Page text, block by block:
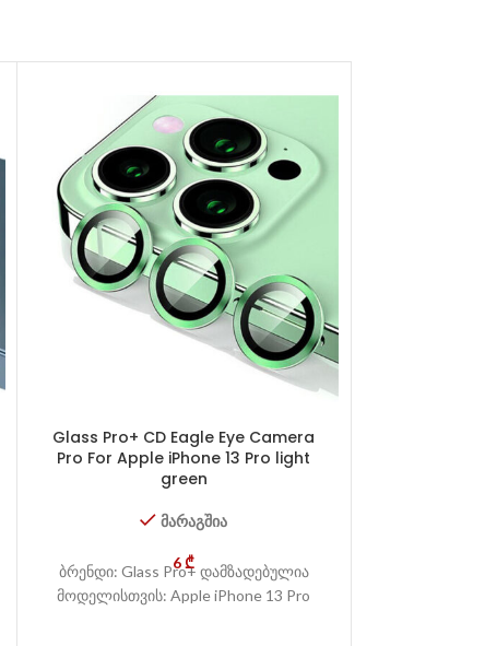
Glass Pro+ CD Eagle Eye Camera
Pro For Apple iPhone 13 Pro light
green
მარაგშია
6₾
ბრენდი: Glass Pro+ დამზადებულია
მოდელისთვის: Apple iPhone 13 Pro